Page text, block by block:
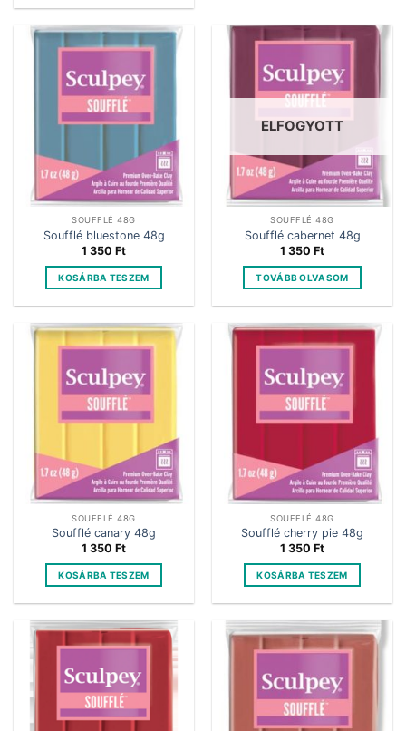
SOUFFLÉ 48G
Soufflé bluestone 48g
1 350 Ft
KOSÁRBA TESZEM
ELFOGYOTT
SOUFFLÉ 48G
Soufflé cabernet 48g
1 350 Ft
TOVÁBB OLVASOM
SOUFFLÉ 48G
Soufflé canary 48g
1 350 Ft
KOSÁRBA TESZEM
SOUFFLÉ 48G
Soufflé cherry pie 48g
1 350 Ft
KOSÁRBA TESZEM